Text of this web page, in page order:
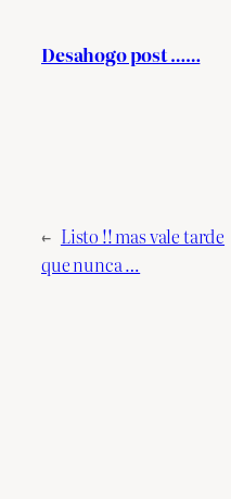
Desahogo post ……
← Listo !! mas vale tarde
que nunca …